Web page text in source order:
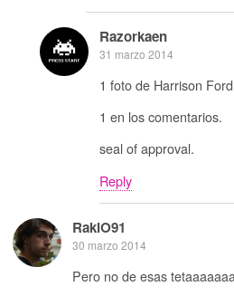
Razorkaen
31 marzo 2014
1 foto de Harrison
1 en los comentarios.
seal of approval.
Reply
RakiO91
30 marzo 2014
Pero no de esas